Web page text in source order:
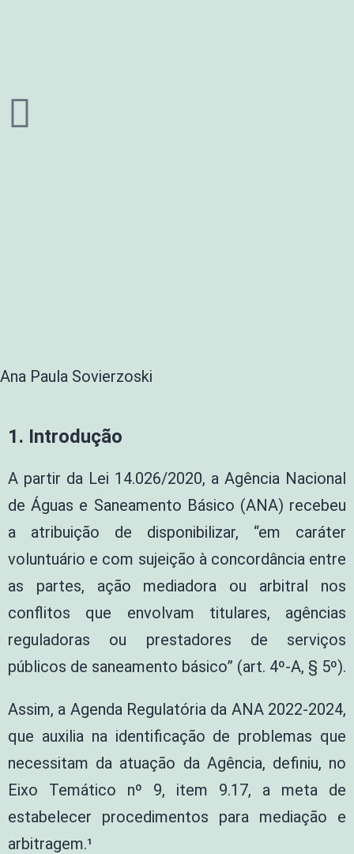
Ana Paula Sovierzoski
1. Introdução
A partir da Lei 14.026/2020, a Agência Nacional
de Águas e Saneamento Básico (ANA) recebeu
a atribuição de disponibilizar, “em caráter
voluntuário e com sujeição à concordância entre
as partes, ação mediadora ou arbitral nos
conflitos que envolvam titulares, agências
reguladoras ou prestadores de serviços
públicos de saneamento básico” (art. 4º-A, § 5º).
Assim, a Agenda Regulatória da ANA 2022-2024,
que auxilia na identificação de problemas que
necessitam da atuação da Agência, definiu, no
Eixo Temático nº 9, item 9.17, a meta de
estabelecer procedimentos para mediação e
arbitragem.¹